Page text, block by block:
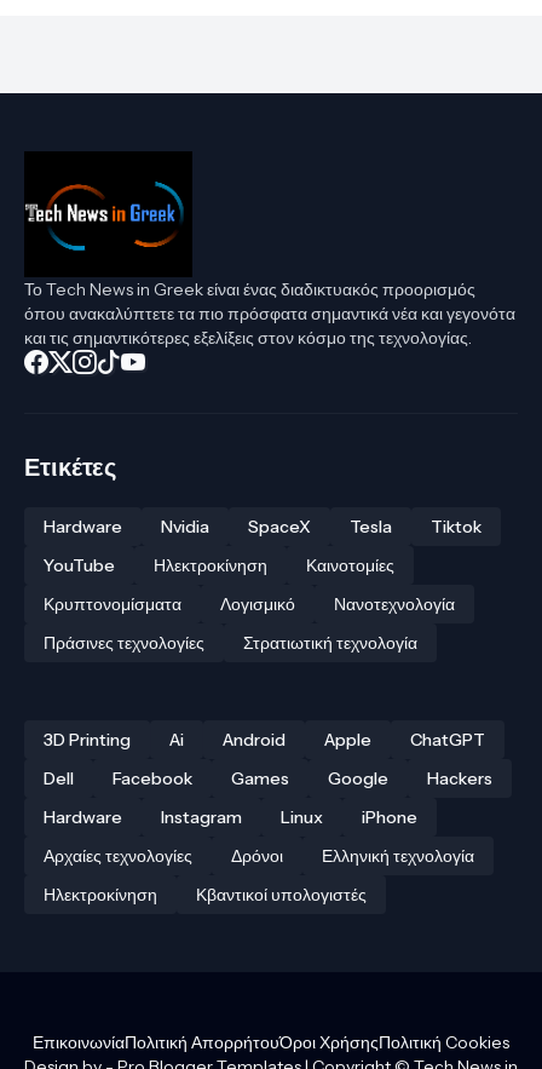
Το Tech News in Greek είναι ένας διαδικτυακός προορισμός
όπου ανακαλύπτετε τα πιο πρόσφατα σημαντικά νέα και γεγονότα
και τις σημαντικότερες εξελίξεις στον κόσμο της τεχνολογίας.
Ετικέτες
Hardware Nvidia SpaceX Tesla
Tiktok
YouTube
Ηλεκτροκίνηση
Καινοτομίες
Κρυπτονομίσματα
Λογισμικό
Νανοτεχνολογία
Πράσινες τεχνολογίες
Στρατιωτική τεχνολογία
3D Printing Ai Android Apple
ChatGPT
Dell
Facebook Games Google
Hackers
Hardware
Instagram Linux
iPhone
Αρχαίες τεχνολογίες
Δρόνοι
Ελληνική τεχνολογία
Ηλεκτροκίνηση
Κβαντικοί υπολογιστές
ΕπικοινωνίαΠολιτική ΑπορρήτουΌροι ΧρήσηςΠολιτική Cookies